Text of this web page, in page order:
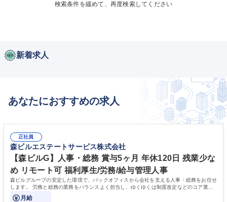
検索条件を緩めて、再度検索してください
新着求人
あなたにおすすめの求人
正社員
森ビルエステートサービス株式会社
【森ビルG】人事・総務 賞与5ヶ月 年休120日 残業少な
め リモート可 福利厚生/労務/給与管理人事
森ビルグループの安定した環境で、バックオフィスから会社を支える人事・総務をお任せ
します。 労務と総務の業務をバランスよく担当し、ゆくゆくは制度改定などのコア業務
にも挑戦できる、やりがいある環境です。
月給